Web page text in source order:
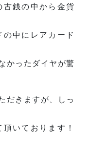
古銭の中から金貨
の中にレアカード
かったダイヤが驚
だきますが、しっ
いております！